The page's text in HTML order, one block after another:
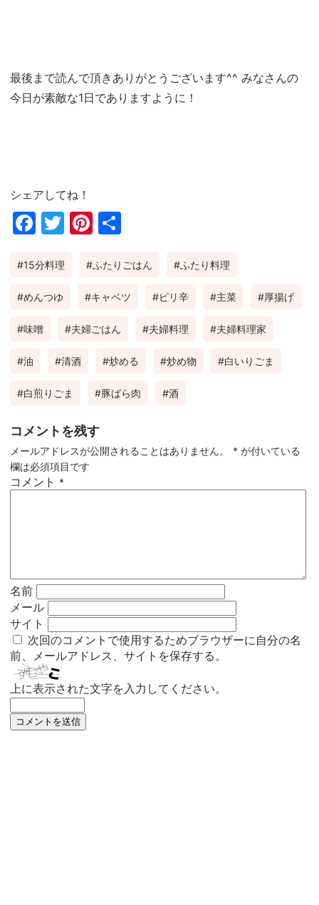
最後まで読んで頂きありがとうございます^^ みなさんの
今日が素敵な1日でありますように！
シェアしてね！
Fac
ok
Twi
Pin
est
15分料理 ふたりごはん ふたり料理
めんつゆ キャベツ ピリ辛 主菜 厚揚げ
味噌 夫婦ごはん 夫婦料理 夫婦料理家
油 清酒 炒める 炒め物 白いりごま
白煎りごま 豚ばら肉 酒
コメントを残す
メールアドレスが公開されることはありません。 * が付いている
欄は必須項目です
コメント *
名前
メール
サイト
次回のコメントで使用するためブラウザーに自分の名
前、メールアドレス、サイトを保存する。
上に表示された文字を入力してください。